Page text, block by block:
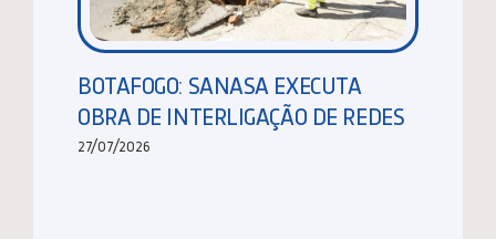
BOTAFOGO: SANASA EXECUTA
OBRA DE INTERLIGAÇÃO DE REDES
27/07/2026